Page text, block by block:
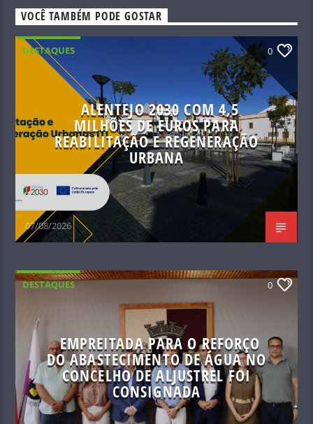
VOCÊ TAMBÉM PODE GOSTAR
DESTAQUES 0
ALENTEJO 2030 COM 4,5
MILHÕES DE EUROS PARA
REABILITAÇÃO E REGENERAÇÃO
URBANA
07/08/2026
DESTAQUES 0
EMPREITADA PARA O REFORÇO
DO ABASTECIMENTO DE ÁGUA NO
CONCELHO DE ALJUSTREL FOI
CONSIGNADA